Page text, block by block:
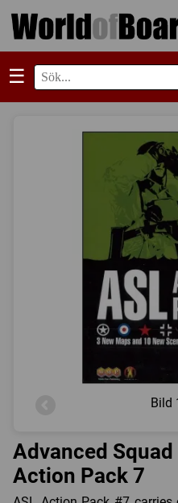
☰
Bild
Advanced Squad
Action Pack 7